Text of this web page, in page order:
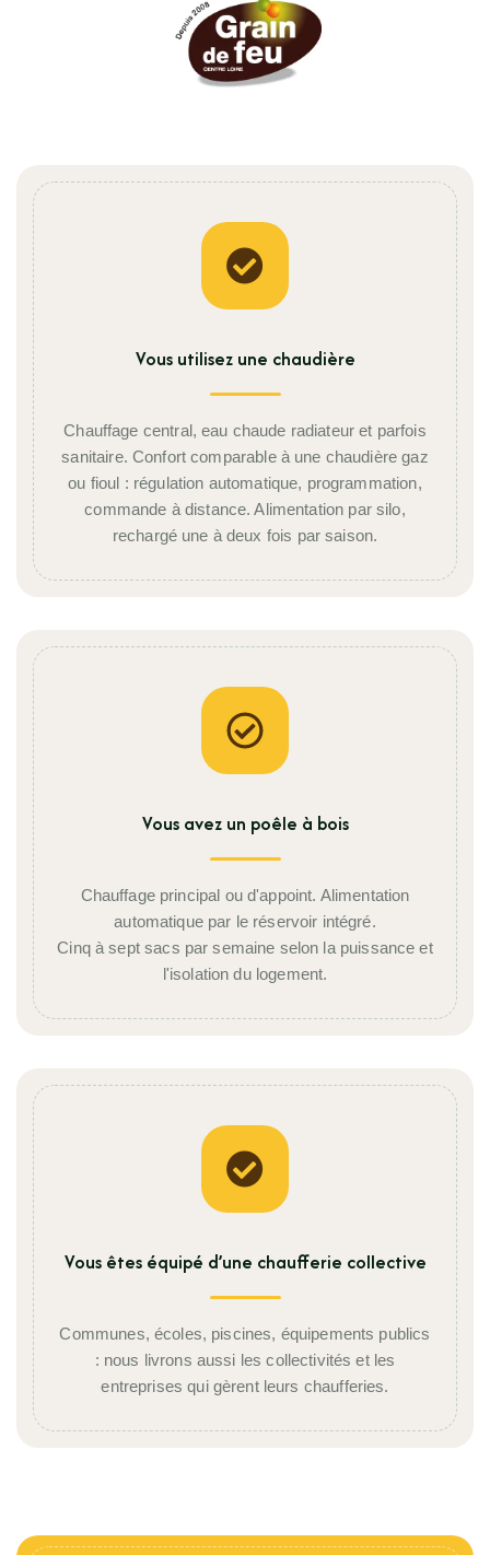
Vous utilisez une chaudière
Chauffage central, eau chaude radiateur et parfois
sanitaire. Confort comparable à une chaudière gaz
ou fioul : régulation automatique, programmation,
commande à distance. Alimentation par silo,
rechargé une à deux fois par saison.
Vous avez un poêle à bois
Chauffage principal ou d'appoint. Alimentation
automatique par le réservoir intégré.
Cinq à sept sacs par semaine selon la puissance et
l'isolation du logement.
Vous êtes équipé d’une chaufferie collective
Communes, écoles, piscines, équipements publics
: nous livrons aussi les collectivités et les
entreprises qui gèrent leurs chaufferies.